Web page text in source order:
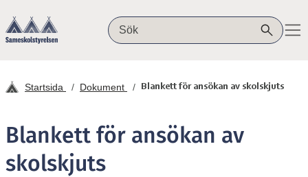
Sameskolstyrelsen
Sök på webbplatsen
Startsida Dokument Blankett för ansökan av skolskjuts
Blankett för ansökan av
skolskjuts